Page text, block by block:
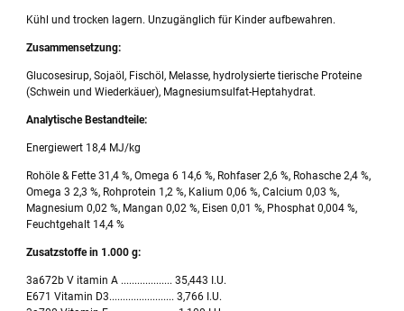
Kühl und trocken lagern. Unzugänglich für Kinder aufbewahren.
Zusammensetzung:
Glucosesirup, Sojaöl, Fischöl, Melasse, hydrolysierte tierische Proteine
(Schwein und Wiederkäuer), Magnesiumsulfat-Heptahydrat.
Analytische Bestandteile:
Energiewert 18,4 MJ/kg
Rohöle & Fette 31,4 %, Omega 6 14,6 %, Rohfaser 2,6 %, Rohasche 2,4 %,
Omega 3 2,3 %, Rohprotein 1,2 %, Kalium 0,06 %, Calcium 0,03 %,
Magnesium 0,02 %, Mangan 0,02 %, Eisen 0,01 %, Phosphat 0,004 %,
Feuchtgehalt 14,4 %
Zusatzstoffe in 1.000 g:
3a672b V itamin A ................... 35,443 I.U.
E671 Vitamin D3........................ 3,766 I.U.